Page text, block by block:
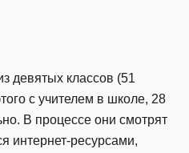
девятых классов (51
с учителем в школе, 28
В процессе они смотрят
интернет-ресурсами,